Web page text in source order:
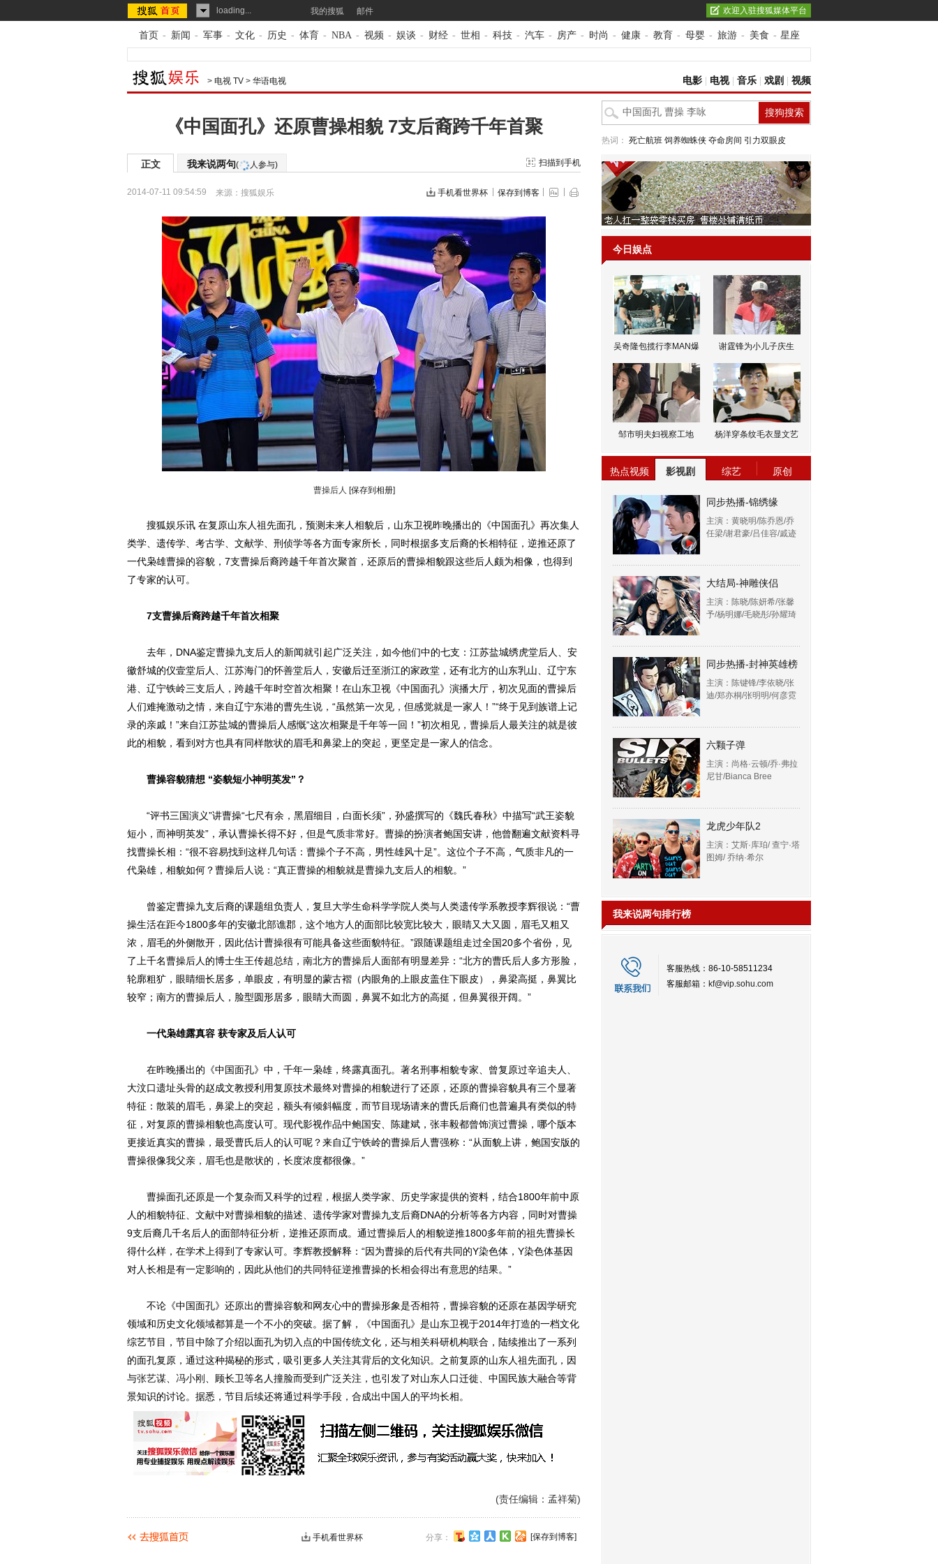
loading... 我的搜狐 邮件 欢迎入驻搜狐媒体平台
首页 - 新闻 - 军事 - 文化 - 历史 - 体育 - NBA - 视频 - 娱谈 - 财经 - 世相 - 科技 - 汽车 - 房产 - 时尚 - 健康 - 教育 - 母婴 - 旅游 - 美食 - 星座
> 电视 TV > 华语电视 电影 电视| 音乐 戏剧 视频
《中国面孔》还原曹操相貌 7支后裔跨千年首聚
正文 我来说两句( 人参与) 扫描到手机
2014-07-11 09:54:59 来源： 搜狐娱乐 手机看世界杯 保存到博客
曹操后人 [保存到相册]
搜狐娱乐讯 在复原山东人祖先面孔，预测未来人相貌后，山东卫视昨晚播出的《中国面孔》再次集人
类学、遗传学、考古学、文献学、刑侦学等各方面专家所长，同时根据多支后裔的长相特征，逆推还原了
一代枭雄曹操的容貌，7支曹操后裔跨越千年首次聚首，还原后的曹操相貌跟这些后人颇为相像，也得到
了专家的认可。
7支曹操后裔跨越千年首次相聚
去年，DNA鉴定曹操九支后人的新闻就引起广泛关注，如今他们中的七支：江苏盐城绣虎堂后人、安
徽舒城的仪壹堂后人、江苏海门的怀善堂后人，安徽后迁至浙江的家政堂，还有北方的山东乳山、辽宁东
港、辽宁铁岭三支后人，跨越千年时空首次相聚！在山东卫视《中国面孔》演播大厅，初次见面的曹操后
人们难掩激动之情，来自辽宁东港的曹先生说，“虽然第一次见，但感觉就是一家人！”“终于见到族谱上记
录的亲戚！”来自江苏盐城的曹操后人感慨“这次相聚是千年等一回！”初次相见，曹操后人最关注的就是彼
此的相貌，看到对方也具有同样散状的眉毛和鼻梁上的突起，更坚定是一家人的信念。
曹操容貌猜想 “姿貌短小神明英发”？
“评书三国演义”讲曹操“七尺有余，黑眉细目，白面长须”，孙盛撰写的《魏氏春秋》中描写“武王姿貌
短小，而神明英发”，承认曹操长得不好，但是气质非常好。曹操的扮演者鲍国安讲，他曾翻遍文献资料寻
找曹操长相：“很不容易找到这样几句话：曹操个子不高，男性雄风十足”。这位个子不高，气质非凡的一
代枭雄，相貌如何？曹操后人说：“真正曹操的相貌就是曹操九支后人的相貌。”
曾鉴定曹操九支后裔的课题组负责人，复旦大学生命科学学院人类与人类遗传学系教授李辉很说：“曹
操生活在距今1800多年的安徽北部谯郡，这个地方人的面部比较宽比较大，眼睛又大又圆，眉毛又粗又
浓，眉毛的外侧散开，因此估计曹操很有可能具备这些面貌特征。”跟随课题组走过全国20多个省份，见
了上千名曹操后人的博士生王传超总结，南北方的曹操后人面部有明显差异：“北方的曹氏后人多方形脸，
轮廓粗犷，眼睛细长居多，单眼皮，有明显的蒙古褶（内眼角的上眼皮盖住下眼皮），鼻梁高挺，鼻翼比
较窄；南方的曹操后人，脸型圆形居多，眼睛大而圆，鼻翼不如北方的高挺，但鼻翼很开阔。”
一代枭雄露真容 获专家及后人认可
在昨晚播出的《中国面孔》中，千年一枭雄，终露真面孔。著名刑事相貌专家、曾复原过辛追夫人、
大汶口遗址头骨的赵成文教授利用复原技术最终对曹操的相貌进行了还原，还原的曹操容貌具有三个显著
特征：散装的眉毛，鼻梁上的突起，额头有倾斜幅度，而节目现场请来的曹氏后裔们也普遍具有类似的特
征，对复原的曹操相貌也高度认可。现代影视作品中鲍国安、陈建斌，张丰毅都曾饰演过曹操，哪个版本
更接近真实的曹操，最受曹氏后人的认可呢？来自辽宁铁岭的曹操后人曹强称：“从面貌上讲，鲍国安版的
曹操很像我父亲，眉毛也是散状的，长度浓度都很像。”
曹操面孔还原是一个复杂而又科学的过程，根据人类学家、历史学家提供的资料，结合1800年前中原
人的相貌特征、文献中对曹操相貌的描述、遗传学家对曹操九支后裔DNA的分析等各方内容，同时对曹操
9支后裔几千名后人的面部特征分析，逆推还原而成。通过曹操后人的相貌逆推1800多年前的祖先曹操长
得什么样，在学术上得到了专家认可。李辉教授解释：“因为曹操的后代有共同的Y染色体，Y染色体基因
对人长相是有一定影响的，因此从他们的共同特征逆推曹操的长相会得出有意思的结果。”
不论《中国面孔》还原出的曹操容貌和网友心中的曹操形象是否相符，曹操容貌的还原在基因学研究
领域和历史文化领域都算是一个不小的突破。据了解，《中国面孔》是山东卫视于2014年打造的一档文化
综艺节目，节目中除了介绍以面孔为切入点的中国传统文化，还与相关科研机构联合，陆续推出了一系列
的面孔复原，通过这种揭秘的形式，吸引更多人关注其背后的文化知识。之前复原的山东人祖先面孔，因
与张艺谋 冯小刚
、顾长卫等名人撞脸而受到广泛关注，也引发了对山东人口迁徙、中国民族大融合等背
景知识的讨论。据悉，节目后续还将通过科学手段，合成出中国人的平均长相。
(责任编辑：孟祥菊)
分享： [保存到博客]
手机看世界杯
热词： 死亡航班 饲养蜘蛛侠 夺命房间 引力双眼皮
今日娱点
吴奇隆包揽行李MAN爆 谢霆锋为小儿子庆生
邹市明夫妇视察工地 杨洋穿条纹毛衣显文艺
热点视频 影视剧 综艺 原创
同步热播-锦绣缘
主演：黄晓明/陈乔恩/乔
任梁/谢君豪/吕佳容/戚迹
大结局-神雕侠侣
主演：陈晓/陈妍希/张馨
予/杨明娜/毛晓彤/孙耀琦
同步热播-封神英雄榜
主演：陈键锋/李依晓/张
迪/郑亦桐/张明明/何彦霓
六颗子弹
主演：尚格·云顿/乔·弗拉
尼甘/Bianca Bree
龙虎少年队2
主演：艾斯·库珀/ 查宁·塔
图姆/ 乔纳·希尔
我来说两句排行榜
客服热线：86-10-58511234
客服邮箱： kf@vip.sohu.com